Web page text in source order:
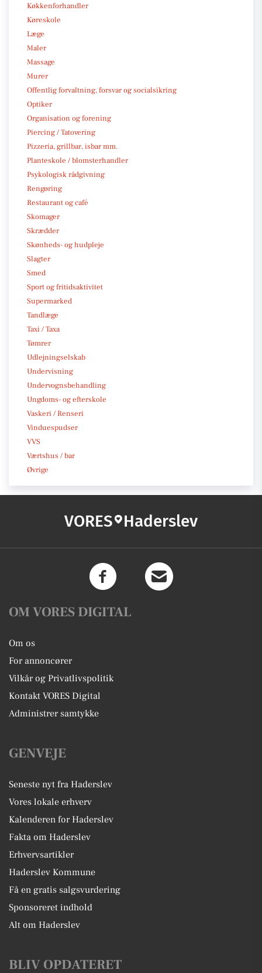
Køkkenforhandler
Køreskole
Læge
Maler
Massage
Murer
Offentlig forvaltning, forsvar og socialsikring
Optiker
Organisation og forening
Piercing / Tatovering
Pizzeria, grillbar, isbar mm.
Planteskole / blomsterhandler
Psykologisk rådgivning
Rengøring
Restaurant og café
Skomager
Skrædder
Skønheds- og hudpleje
Slagter
Smed
Sport og fritidsaktivitet
Supermarked
Tandlæge
Taxi / Taxa
Tømrer
Udlejningselskab
Undervisning
Undervognsbehandling
Ungdoms- og efterskole
Vaskeri / Renseri
Vinduespudser
VVS
Værtshus / bar
Øvrige
VORES Haderslev
OM VORES DIGITAL
Om os
For annoncører
Vilkår og Privatlivspolitik
Kontakt VORES Digital
Administrer samtykke
GENVEJE
Seneste nyt fra Haderslev
Vores lokale erhverv
Kalenderen for Haderslev
Fakta om Haderslev
Erhvervsartikler
Haderslev Kommune
Få en gratis salgsvurdering
Sponsoreret indhold
Alt om Haderslev
BLIV OPDATERET